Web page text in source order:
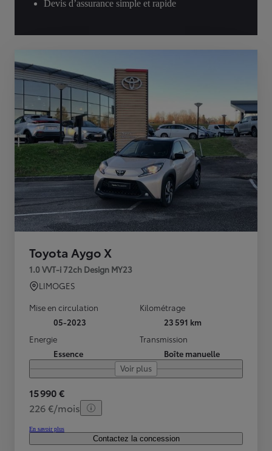
Devis d’assurance simple et rapide
Toyota Aygo X
1.0 VVT-i 72ch Design MY23
LIMOGES
Mise en circulation
05-2023
Kilométrage
23 591 km
Energie
Essence
Transmission
Boîte manuelle
Voir plus
15 990 €
226 €/mois
En savoir plus
Contactez la concession